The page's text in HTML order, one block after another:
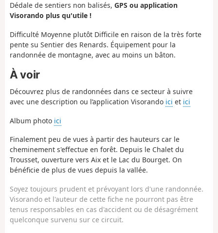
Dédale de sentiers non balisés, GPS ou application
Visorando plus qu'utile !
Difficulté Moyenne plutôt Difficile en raison de la très forte
pente su Sentier des Renards. Équipement pour la
randonnée de montagne, avec au moins un bâton.
À voir
Découvrez plus de randonnées dans ce secteur à suivre
avec une description ou l’application Visorando ici et ici
Album photo ici
Finalement peu de vues à partir des hauteurs car le
cheminement s'effectue en forêt. Depuis le Chalet du
Trousset, ouverture vers Aix et le Lac du Bourget. On
bénéficie de plus de vues depuis la vallée.
Soyez toujours prudent et prévoyant lors d'une randonnée.
Visorando et l'auteur de cette fiche ne pourront pas être
tenus responsables en cas d'accident ou de désagrément
quelconque survenu sur ce circuit.